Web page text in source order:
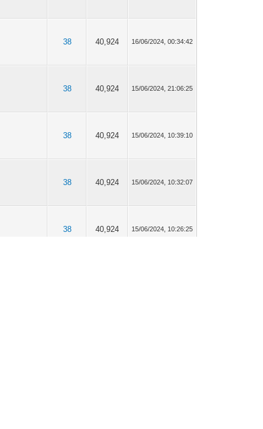
38 40,924 16/06/2024, 00:34:42
38 40,924 15/06/2024, 21:06:25
38 40,924 15/06/2024, 10:39:10
38 40,924 15/06/2024, 10:32:07
38 40,924 15/06/2024, 10:26:25